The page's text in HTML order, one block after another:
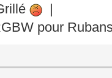
|
pour